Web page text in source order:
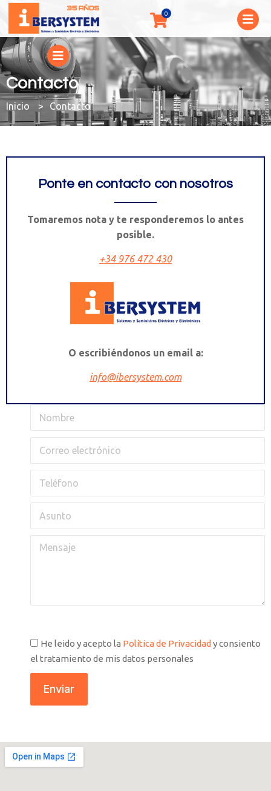
Contacto
You are here:Contacto
Ponte en contacto con nosotros
Tomaremos nota y te responderemos lo antes
posible.
+34 976 472 430
O escribiéndonos un email a:
info@ibersystem.com
He leido y acepto la Política de Privacidad y consiento
el tratamiento de mis datos personales
Enviar